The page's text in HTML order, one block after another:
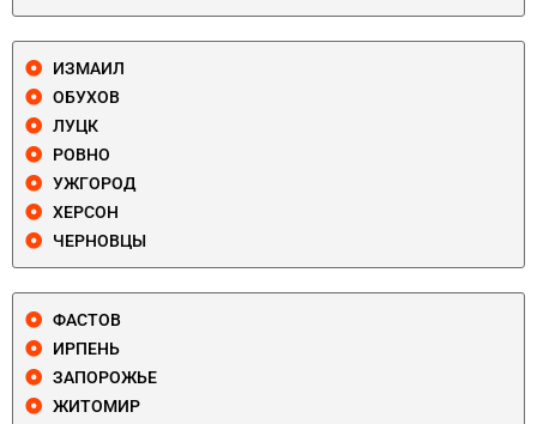
ИЗМАИЛ
ОБУХОВ
ЛУЦК
РОВНО
УЖГОРОД
ХЕРСОН
ЧЕРНОВЦЫ
ФАСТОВ
ИРПЕНЬ
ЗАПОРОЖЬЕ
ЖИТОМИР